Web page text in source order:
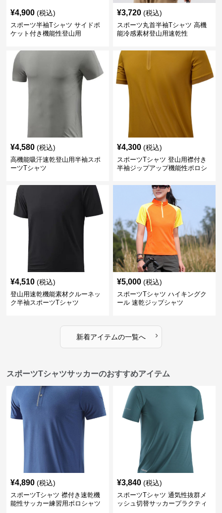
¥4,900 (税込)
スポーツ半袖Tシャツ サイドポ
ケット付き機能性登山用
¥3,720 (税込)
スポーツ丸首半袖Tシャツ 高機
能冷感素材登山用速乾性
¥4,580 (税込)
高機能吸汗速乾登山用半袖スポ
ーツTシャツ
¥4,300 (税込)
スポーツTシャツ 登山用襟付き
半袖ジップアップ機能性ポロシ
¥4,510 (税込)
登山用速乾機能素材クルーネッ
ク半袖スポーツTシャツ
¥5,000 (税込)
スポーツTシャツ ハイキングク
ール 速乾ジップシャツ
新着アイテムの一覧へ ›
スポーツTシャツサッカーのおすすめアイテム
¥4,890 (税込)
スポーツTシャツ 襟付き速乾機
能性サッカー練習用ポロシャツ
¥3,840 (税込)
スポーツTシャツ 通気性抜群メ
ッシュ切替サッカープラクティ